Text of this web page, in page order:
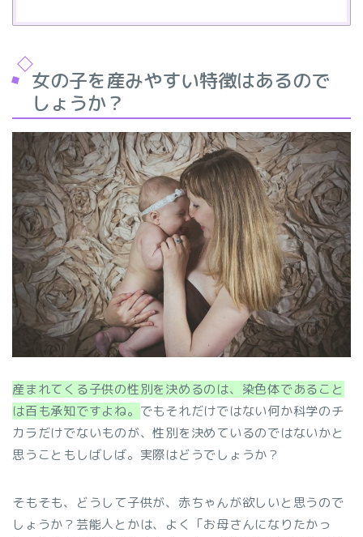
女の子を産みやすい特徴はあるので
しょうか？
産まれてくる子供の性別を決めるのは、染色体であること
は百も承知ですよね。 でもそれだけではない何か科学のチ
カラだけでないものが、性別を決めているのではないかと
思うこともしばしば。実際はどうでしょうか？
そもそも、どうして子供が、赤ちゃんが欲しいと思うので
しょうか？芸能人とかは、よく「お母さんになりたかっ